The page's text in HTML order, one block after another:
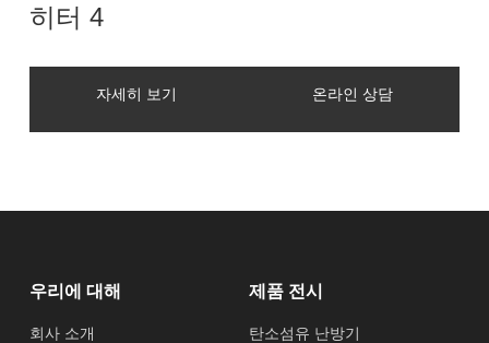
히터 4
자세히 보기 온라인 상담
우리에 대해
회사 소개
제품 전시
탄소섬유 난방기